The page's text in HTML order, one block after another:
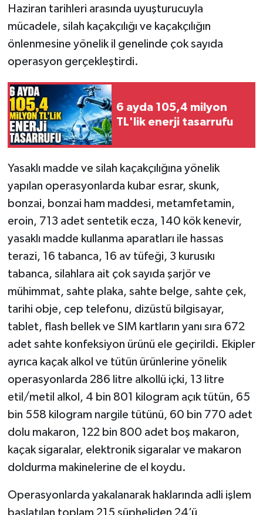
Haziran tarihleri arasında uyuşturucuyla
mücadele, silah kaçakçılığı ve kaçakçılığın
önlenmesine yönelik il genelinde çok sayıda
operasyon gerçekleştirdi.
6 ayda 105,4 milyon
TL'lik enerji tasarrufu
Yasaklı madde ve silah kaçakçılığına yönelik
yapılan operasyonlarda kubar esrar, skunk,
bonzai, bonzai ham maddesi, metamfetamin,
eroin, 713 adet sentetik ecza, 140 kök kenevir,
yasaklı madde kullanma aparatları ile hassas
terazi, 16 tabanca, 16 av tüfeği, 3 kurusıkı
tabanca, silahlara ait çok sayıda şarjör ve
mühimmat, sahte plaka, sahte belge, sahte çek,
tarihi obje, cep telefonu, dizüstü bilgisayar,
tablet, flash bellek ve SIM kartların yanı sıra 672
adet sahte konfeksiyon ürünü ele geçirildi. Ekipler
ayrıca kaçak alkol ve tütün ürünlerine yönelik
operasyonlarda 286 litre alkollü içki, 13 litre
etil/metil alkol, 4 bin 801 kilogram açık tütün, 65
bin 558 kilogram nargile tütünü, 60 bin 770 adet
dolu makaron, 122 bin 800 adet boş makaron,
kaçak sigaralar, elektronik sigaralar ve makaron
doldurma makinelerine de el koydu.
Operasyonlarda yakalanarak haklarında adli işlem
başlatılan toplam 215 şüpheliden 24’ü